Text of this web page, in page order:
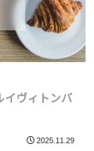
イヴィトンバ
2025.11.29